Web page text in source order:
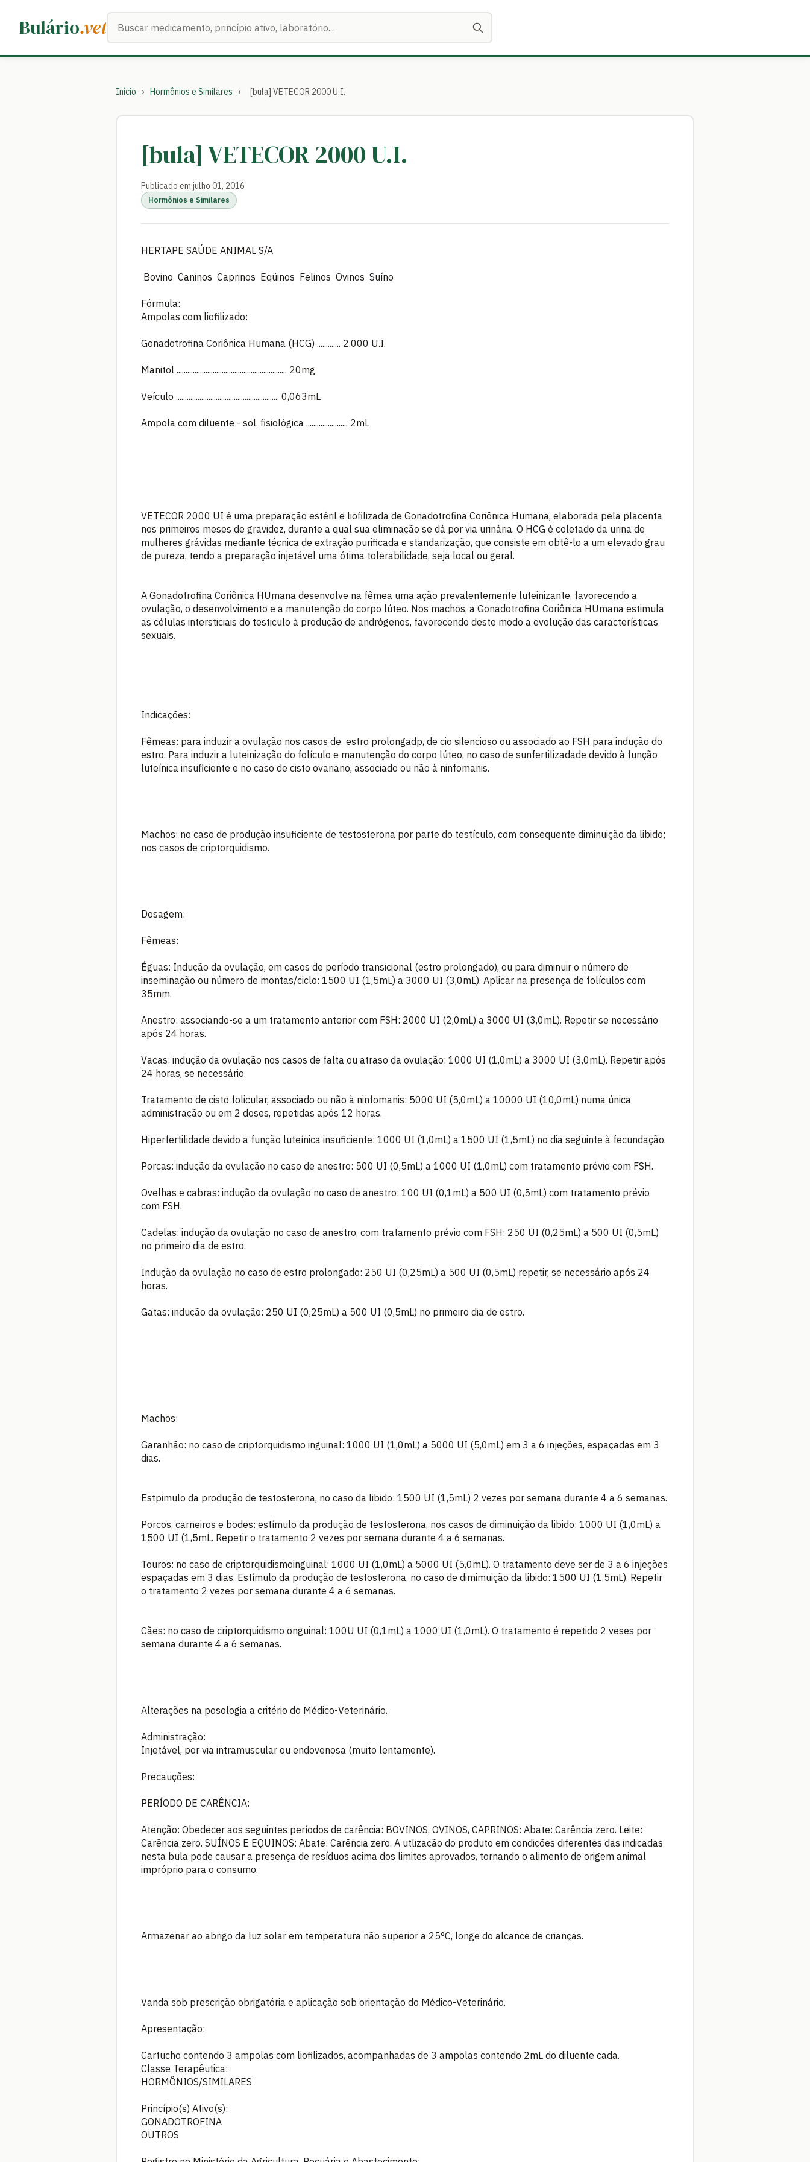
Bulário.vetBuscar medicamentos
Início › Hormônios e Similares › [bula] VETECOR 2000 U.I.
[bula] VETECOR 2000 U.I.
Publicado em julho 01, 2016
Hormônios e Similares
HERTAPE SAÚDE ANIMAL S/A
Bovino Caninos Caprinos Eqüinos Felinos Ovinos Suíno
Fórmula:
Ampolas com liofilizado:
Gonadotrofina Coriônica Humana (HCG) ............. 2.000 U.I.
Manitol ............................................................. 20mg
Veículo ......................................................... 0,063mL
Ampola com diluente - sol. fisiológica ....................... 2mL
VETECOR 2000 UI é uma preparação estéril e liofilizada de Gonadotrofina Coriônica Humana, elaborada pela placenta
nos primeiros meses de gravidez, durante a qual sua eliminação se dá por via urinária. O HCG é coletado da urina de
mulheres grávidas mediante técnica de extração purificada e standarização, que consiste em obtê-lo a um elevado grau
de pureza, tendo a preparação injetável uma ótima tolerabilidade, seja local ou geral.
A Gonadotrofina Coriônica HUmana desenvolve na fêmea uma ação prevalentemente luteinizante, favorecendo a
ovulação, o desenvolvimento e a manutenção do corpo lúteo. Nos machos, a Gonadotrofina Coriônica HUmana estimula
as células intersticiais do testiculo à produção de andrógenos, favorecendo deste modo a evolução das características
sexuais.
Indicações:
Fêmeas: para induzir a ovulação nos casos de estro prolongadp, de cio silencioso ou associado ao FSH para indução do
estro. Para induzir a luteinização do folículo e manutenção do corpo lúteo, no caso de sunfertilizadade devido à função
luteínica insuficiente e no caso de cisto ovariano, associado ou não à ninfomanis.
Machos: no caso de produção insuficiente de testosterona por parte do testículo, com consequente diminuição da libido;
nos casos de criptorquidismo.
Dosagem:
Fêmeas:
Éguas: Indução da ovulação, em casos de período transicional (estro prolongado), ou para diminuir o número de
inseminação ou número de montas/ciclo: 1500 UI (1,5mL) a 3000 UI (3,0mL). Aplicar na presença de folículos com
35mm.
Anestro: associando-se a um tratamento anterior com FSH: 2000 UI (2,0mL) a 3000 UI (3,0mL). Repetir se necessário
após 24 horas.
Vacas: indução da ovulação nos casos de falta ou atraso da ovulação: 1000 UI (1,0mL) a 3000 UI (3,0mL). Repetir após
24 horas, se necessário.
Tratamento de cisto folicular, associado ou não à ninfomanis: 5000 UI (5,0mL) a 10000 UI (10,0mL) numa única
administração ou em 2 doses, repetidas após 12 horas.
Hiperfertilidade devido a função luteínica insuficiente: 1000 UI (1,0mL) a 1500 UI (1,5mL) no dia seguinte à fecundação.
Porcas: indução da ovulação no caso de anestro: 500 UI (0,5mL) a 1000 UI (1,0mL) com tratamento prévio com FSH.
Ovelhas e cabras: indução da ovulação no caso de anestro: 100 UI (0,1mL) a 500 UI (0,5mL) com tratamento prévio
com FSH.
Cadelas: indução da ovulação no caso de anestro, com tratamento prévio com FSH: 250 UI (0,25mL) a 500 UI (0,5mL)
no primeiro dia de estro.
Indução da ovulação no caso de estro prolongado: 250 UI (0,25mL) a 500 UI (0,5mL) repetir, se necessário após 24
horas.
Gatas: indução da ovulação: 250 UI (0,25mL) a 500 UI (0,5mL) no primeiro dia de estro.
Machos:
Garanhão: no caso de criptorquidismo inguinal: 1000 UI (1,0mL) a 5000 UI (5,0mL) em 3 a 6 injeções, espaçadas em 3
dias.
Estpimulo da produção de testosterona, no caso da libido: 1500 UI (1,5mL) 2 vezes por semana durante 4 a 6 semanas.
Porcos, carneiros e bodes: estímulo da produção de testosterona, nos casos de diminuição da libido: 1000 UI (1,0mL) a
1500 UI (1,5mL. Repetir o tratamento 2 vezes por semana durante 4 a 6 semanas.
Touros: no caso de criptorquidismoinguinal: 1000 UI (1,0mL) a 5000 UI (5,0mL). O tratamento deve ser de 3 a 6 injeções
espaçadas em 3 dias. Estímulo da produção de testosterona, no caso de dimimuição da libido: 1500 UI (1,5mL). Repetir
o tratamento 2 vezes por semana durante 4 a 6 semanas.
Cães: no caso de criptorquidismo onguinal: 100U UI (0,1mL) a 1000 UI (1,0mL). O tratamento é repetido 2 veses por
semana durante 4 a 6 semanas.
Alterações na posologia a critério do Médico-Veterinário.
Administração:
Injetável, por via intramuscular ou endovenosa (muito lentamente).
Precauções:
PERÍODO DE CARÊNCIA:
Atenção: Obedecer aos seguintes períodos de carência: BOVINOS, OVINOS, CAPRINOS: Abate: Carência zero. Leite:
Carência zero. SUÍNOS E EQUINOS: Abate: Carência zero. A utlização do produto em condições diferentes das indicadas
nesta bula pode causar a presença de resíduos acima dos limites aprovados, tornando o alimento de origem animal
impróprio para o consumo.
Armazenar ao abrigo da luz solar em temperatura não superior a 25°C, longe do alcance de crianças.
Vanda sob prescrição obrigatória e aplicação sob orientação do Médico-Veterinário.
Apresentação:
Cartucho contendo 3 ampolas com liofilizados, acompanhadas de 3 ampolas contendo 2mL do diluente cada.
Classe Terapêutica:
HORMÔNIOS/SIMILARES
Princípio(s) Ativo(s):
GONADOTROFINA
OUTROS